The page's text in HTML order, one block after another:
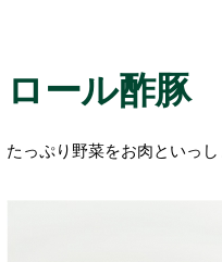
ロール酢豚
たっぷり野菜をお肉といっ